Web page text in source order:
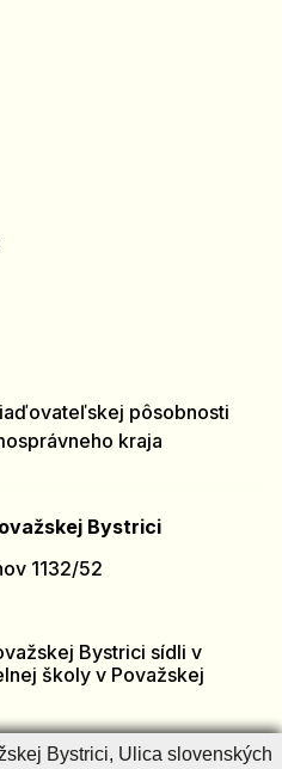
pôsobnosti
kraja
Bystrici
1132/52
Bystrici sídli v
školy v Považskej
Bystrici, Ulica slovenských